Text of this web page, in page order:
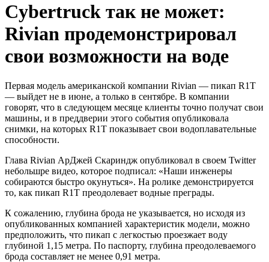
Cybertruck так не может:
Rivian продемонстрировал
свои возможности на воде
Первая модель американской компании Rivian — пикап R1T
— выйдет не в июне, а только в сентябре. В компании
говорят, что в следующем месяце клиенты точно получат свои
машины, и в преддверии этого события опубликовала
снимки, на которых R1T показывает свои водоплавательные
способности.
Глава Rivian АрДжей Скариндж опубликовал в своем Twitter
небольшре видео, которое подписал: «Наши инженеры
собираются быстро окунуться». На ролике демонстрируется
то, как пикап R1T преодолевает водные преграды.
К сожалению, глубина брода не указывается, но исходя из
опубликованных компанией характеристик модели, можно
предположить, что пикап с легкостью проезжает воду
глубиной 1,15 метра. По паспорту, глубина преодолеваемого
брода составляет не менее 0,91 метра.